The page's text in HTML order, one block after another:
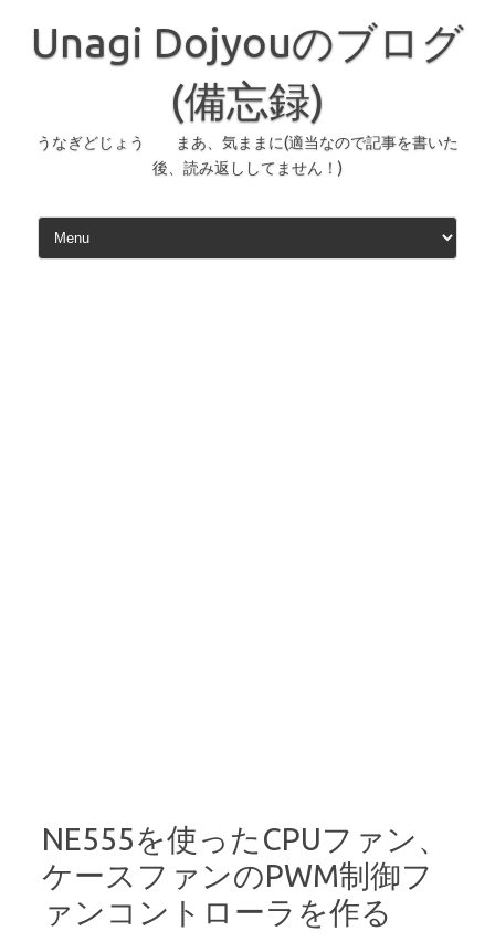
ン
プ
Unagi Dojyouのブログ
(備忘録)
うなぎどじょう まあ、気ままに(適当なので記事を書いた
後、読み返ししてません！)
NE555を使ったCPUファン、
ケースファンのPWM制御フ
ァンコントローラを作る